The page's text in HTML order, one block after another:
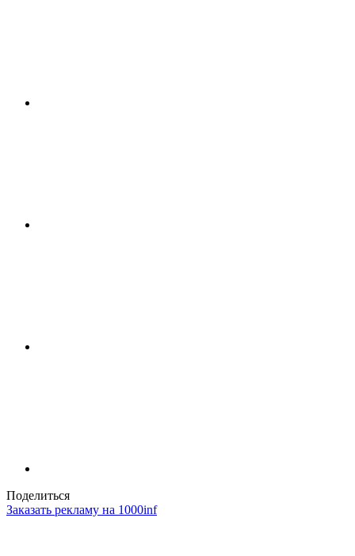
Поделиться
Заказать рекламу на 1000inf